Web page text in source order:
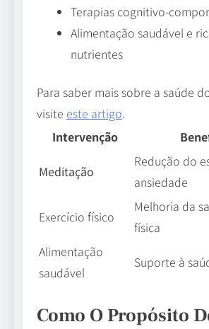
Terapias cognitivo-
Alimentação saudável e
nutrientes
Para saber mais sobre a saúde
visite este artigo.
Intervenção
Meditação
Redução do
ansiedade
Exercício físico
Melhoria da
física
Alimentação
saudável
Suporte à
Como O Propósito